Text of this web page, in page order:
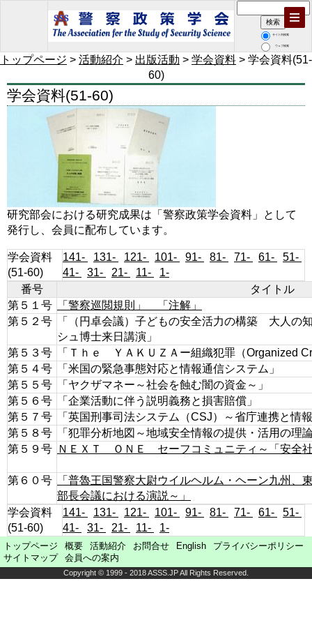
サイト内検索
ウェブ検索
トップページ > 活動紹介 > 出版活動 > 学会資料 > 学会資料(51-
60)
学会資料(51-60)
研究部会における研究成果は「警察政策学会資料」として
発行し、会員に配布しています。
学会資料
(51-60)
141- 131- 121- 101- 91- 81- 71- 61-
51-
41-
31- 21- 11-
1-
番号
タイトル
第５１号
「警察巡閲規則」 「注解」
第５２号
「（円卓会議）子どもの安全活力の構築 大人の
シュ博士来日講演」
第５３号
「Ｔｈｅ ＹＡＫＵＺＡー組織犯罪（Organized
第５４号
「米国の緊急事態対応と情報通信システム」
第５５号
「ヤクザマネー～社会を蝕む闇の資金～」
第５６号
「企業活動に伴う説明義務と損害賠償」
第５７号
「英国刑事司法システム（CSJ）～省庁連携と情
第５８号
「犯罪分析地図～地域安全情報の提供・活用の理
第５９号
ＮＥＸＴ ＯＮＥ セーフコミュニティ～「安全
第６０号
「普魯王国警察大尉ウイルヘルム・ヘーン九州、
部長会議における演説～」
学会資料
(51-60)
141- 131- 121- 101- 91- 81- 71- 61-
51-
41-
31- 21- 11- 1-
トップページ 概要 活動紹介 お問合せ English
プライバシーポリシー
サイトマップ
会員への案内
Copyright © 1999 - 2018 ASSS.JP All Rights Reserved.